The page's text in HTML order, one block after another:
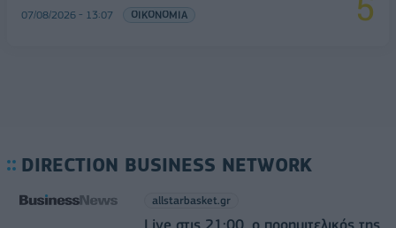
07/08/2026 - 13:07 ΟΙΚΟΝΟΜΙΑ
DIRECTION BUSINESS NETWORK
allstarbasket.gr
Live στις 21:00, ο προημιτελικός της